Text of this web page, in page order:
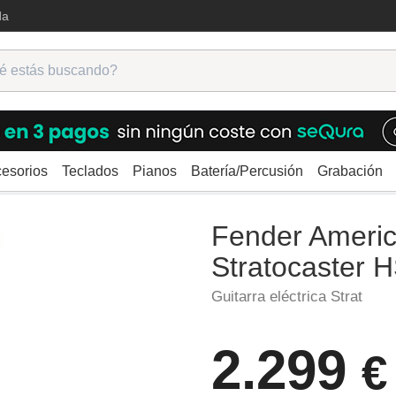
Teclados Pianos Batería/Percusión Grabación
Strato Fender American Ultra II Stratocaster HSS EB NBL
Fender
Stratocaster
Guitarra eléctrica Strat
2.299 €